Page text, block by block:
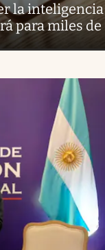
la inteligencia
para miles de